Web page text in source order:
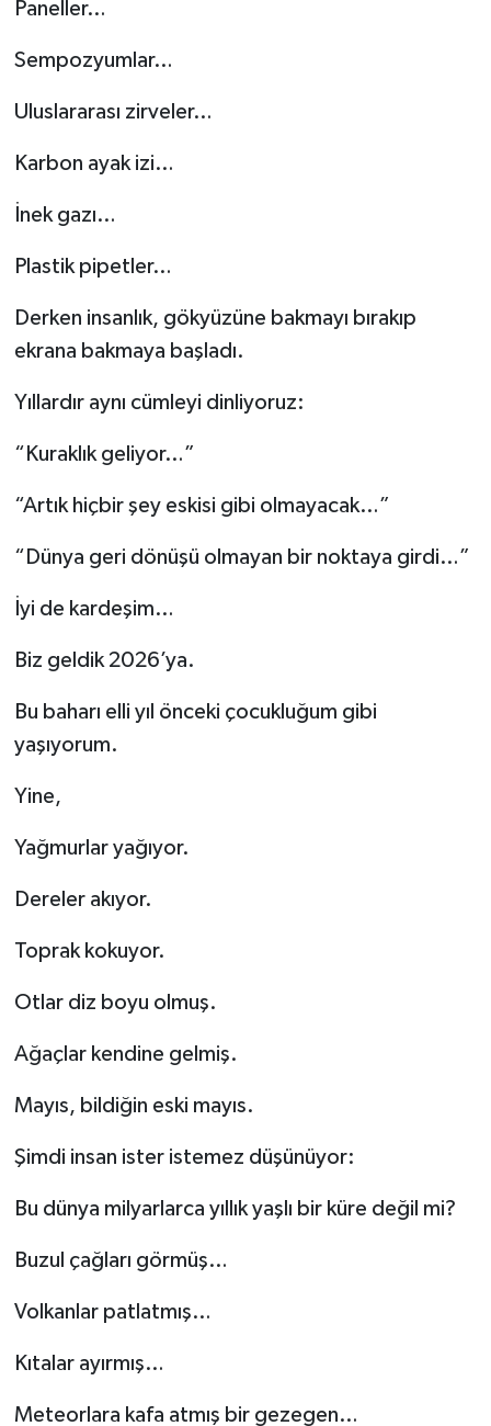
Paneller…
Sempozyumlar…
Uluslararası zirveler…
Karbon ayak izi…
İnek gazı…
Plastik pipetler…
Derken insanlık, gökyüzüne bakmayı bırakıp
ekrana bakmaya başladı.
Yıllardır aynı cümleyi dinliyoruz:
“Kuraklık geliyor…”
“Artık hiçbir şey eskisi gibi olmayacak…”
“Dünya geri dönüşü olmayan bir noktaya girdi…”
İyi de kardeşim…
Biz geldik 2026’ya.
Bu baharı elli yıl önceki çocukluğum gibi
yaşıyorum.
Yine,
Yağmurlar yağıyor.
Dereler akıyor.
Toprak kokuyor.
Otlar diz boyu olmuş.
Ağaçlar kendine gelmiş.
Mayıs, bildiğin eski mayıs.
Şimdi insan ister istemez düşünüyor:
Bu dünya milyarlarca yıllık yaşlı bir küre değil mi?
Buzul çağları görmüş…
Volkanlar patlatmış…
Kıtalar ayırmış…
Meteorlara kafa atmış bir gezegen…